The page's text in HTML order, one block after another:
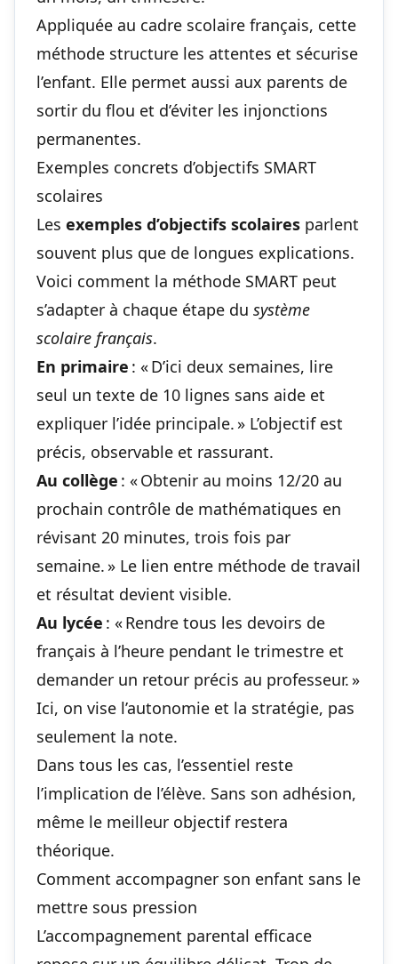
Appliquée au cadre scolaire français, cette
méthode structure les attentes et sécurise
l’enfant. Elle permet aussi aux parents de
sortir du flou et d’éviter les injonctions
permanentes.
Exemples concrets d’objectifs SMART
scolaires
Les exemples d’objectifs scolaires parlent
souvent plus que de longues explications.
Voici comment la méthode SMART peut
s’adapter à chaque étape du système
scolaire français.
En primaire : « D’ici deux semaines, lire
seul un texte de 10 lignes sans aide et
expliquer l’idée principale. » L’objectif est
précis, observable et rassurant.
Au collège : « Obtenir au moins 12/20 au
prochain contrôle de mathématiques en
révisant 20 minutes, trois fois par
semaine. » Le lien entre méthode de travail
et résultat devient visible.
Au lycée : « Rendre tous les devoirs de
français à l’heure pendant le trimestre et
demander un retour précis au professeur. »
Ici, on vise l’autonomie et la stratégie, pas
seulement la note.
Dans tous les cas, l’essentiel reste
l’implication de l’élève. Sans son adhésion,
même le meilleur objectif restera
théorique.
Comment accompagner son enfant sans le
mettre sous pression
L’accompagnement parental efficace